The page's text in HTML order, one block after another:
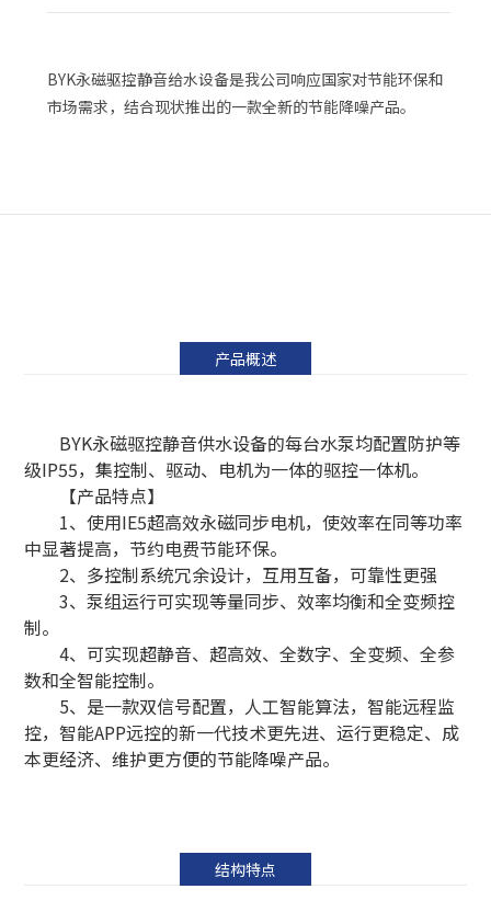
BYK永磁驱控静音给水设备是我公司响应国家对节能环保和
市场需求，结合现状推出的一款全新的节能降噪产品。
产品概述
BYK永磁驱控静音供水设备的每台水泵均配置防护等
级IP55，集控制、驱动、电机为一体的驱控一体机。
【产品特点】
1、使用IE5超高效永磁同步电机，使效率在同等功率
中显著提高，节约电费节能环保。
2、多控制系统冗余设计，互用互备，可靠性更强
3、泵组运行可实现等量同步、效率均衡和全变频控
制。
4、可实现超静音、超高效、全数字、全变频、全参
数和全智能控制。
5、是一款双信号配置，人工智能算法，智能远程监
控，智能APP远控的新一代技术更先进、运行更稳定、成
本更经济、维护更方便的节能降噪产品。
结构特点